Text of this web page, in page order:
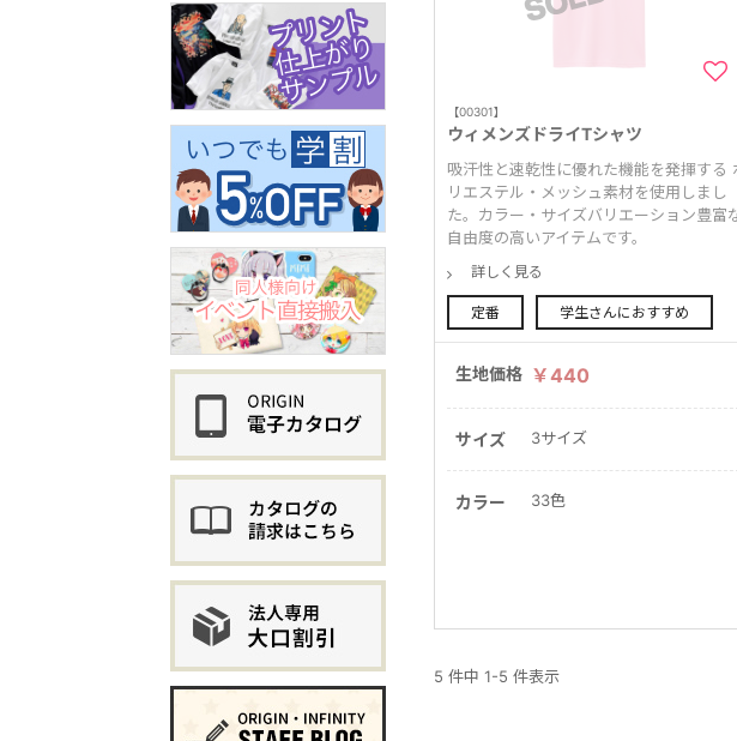
【00301】
ウィメンズドライTシャツ
吸汗性と速乾性に優れた機能を発揮する
リエステル・メッシュ素材を使用しまし
た。カラー・サイズバリエーション豊富
自由度の高いアイテムです。
詳しく見る
定番 学生さんにおすすめ
生地価格 ￥440
サイズ 3サイズ
カラー 33色
5 件中 1-5 件表示